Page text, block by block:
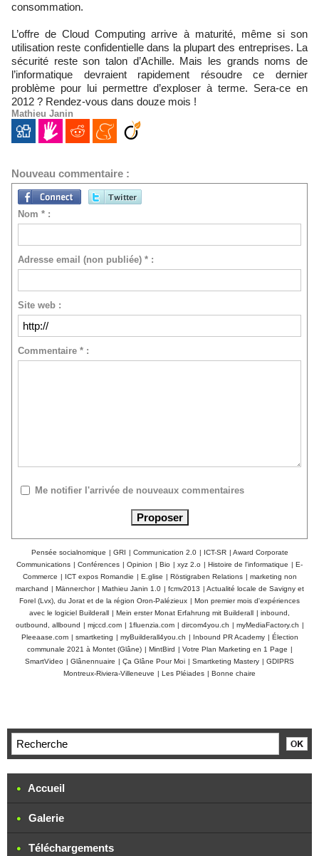
consommation.
L’offre de Cloud Computing arrive à maturité, même si son
utilisation reste confidentielle dans la plupart des entreprises. La
sécurité reste son talon d’Achille. Mais les grands noms de
l’informatique devraient rapidement résoudre ce dernier
problème pour lui permettre d’exploser à terme. Sera-ce en
2012 ? Rendez-vous dans douze mois !
Mathieu Janin
Nouveau commentaire :
Nom * :
Adresse email (non publiée) * :
Site web :
Commentaire * :
Me notifier l'arrivée de nouveaux commentaires
Pensée socialnomique | GRI | Communication 2.0 | ICT-SR | Award Corporate
Communications | Conférences | Opinion | Bio | xyz 2.o | Histoire de l'informatique | E-
Commerce | ICT expos Romandie | E.glise | Röstigraben Relations | marketing non
marchand | Männerchor | Mathieu Janin 1.0 | fcmv2013 | Actualité locale de Savigny et
Forel (Lvx), du Jorat et de la région Oron-Palézieux | Mon premier mois d'expériences
avec le logiciel Builderall | Mein erster Monat Erfahrung mit Builderall | inbound,
outbound, allbound | mjccd.com | 1fluenzia.com | dircom4you.ch | myMediaFactory.ch |
Pleeaase.com | smartketing | myBuilderall4you.ch | Inbound PR Academy | Élection
communale 2021 à Montet (Glâne) | MintBird | Votre Plan Marketing en 1 Page |
SmartVideo | Glânennuaire | Ça Glâne Pour Moi | Smartketing Mastery | GDIPRS
Montreux-Riviera-Villeneuve | Les Pléiades | Bonne chaire
Accueil
Galerie
Téléchargements